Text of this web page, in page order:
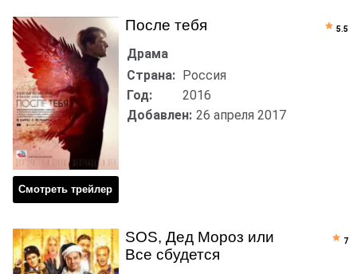
После тебя
Смотреть трейлер
Драма
Страна: Россия
Год:
2016
Добавлен: 26 апреля 2017
5.5
SOS, Дед Мороз или
Все сбудется
7